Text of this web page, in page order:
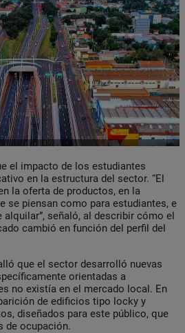
el impacto de los estudiantes
en la estructura del sector. “El
la oferta de productos, en la
se piensan como para estudiantes, e
señaló, al describir cómo el
cambió en función del perfil del
que el sector desarrolló nuevas
orientadas a
no existía en el mercado local. En
de edificios tipo locky y
diseñados para este público, que
de ocupación.